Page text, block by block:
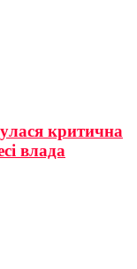
критична
влада